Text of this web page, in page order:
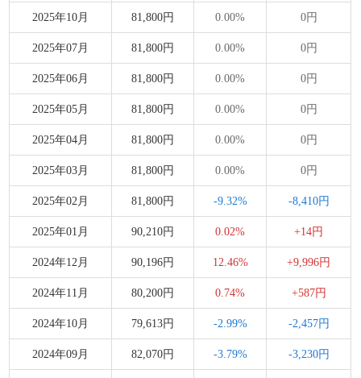
2025年10月 81,800円 0.00% 0円
2025年07月 81,800円 0.00% 0円
2025年06月 81,800円 0.00% 0円
2025年05月 81,800円 0.00% 0円
2025年04月 81,800円 0.00% 0円
2025年03月 81,800円 0.00% 0円
2025年02月 81,800円 -9.32% -8,410円
2025年01月 90,210円 0.02% +14円
2024年12月 90,196円 12.46% +9,996円
2024年11月 80,200円 0.74% +587円
2024年10月 79,613円 -2.99% -2,457円
2024年09月 82,070円 -3.79% -3,230円